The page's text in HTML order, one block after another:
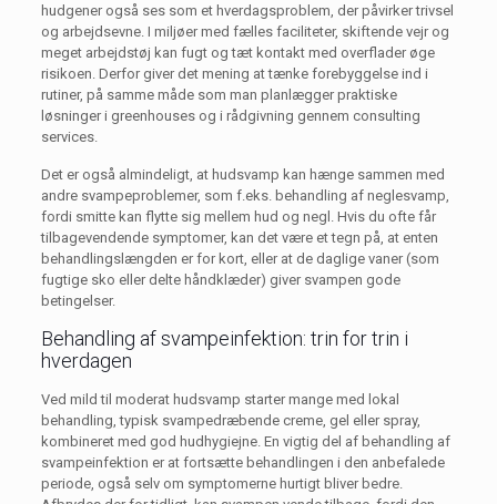
hudgener også ses som et hverdagsproblem, der påvirker trivsel
og arbejdsevne. I miljøer med fælles faciliteter, skiftende vejr og
meget arbejdstøj kan fugt og tæt kontakt med overflader øge
risikoen. Derfor giver det mening at tænke forebyggelse ind i
rutiner, på samme måde som man planlægger praktiske
løsninger i greenhouses og i rådgivning gennem consulting
services.
Det er også almindeligt, at hudsvamp kan hænge sammen med
andre svampeproblemer, som f.eks. behandling af neglesvamp,
fordi smitte kan flytte sig mellem hud og negl. Hvis du ofte får
tilbagevendende symptomer, kan det være et tegn på, at enten
behandlingslængden er for kort, eller at de daglige vaner (som
fugtige sko eller delte håndklæder) giver svampen gode
betingelser.
Behandling af svampeinfektion: trin for trin i
hverdagen
Ved mild til moderat hudsvamp starter mange med lokal
behandling, typisk svampedræbende creme, gel eller spray,
kombineret med god hudhygiejne. En vigtig del af behandling af
svampeinfektion er at fortsætte behandlingen i den anbefalede
periode, også selv om symptomerne hurtigt bliver bedre.